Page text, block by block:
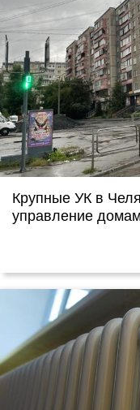
Крупные УК в
управление